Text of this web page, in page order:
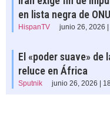
en lista negra de ONU
HispanTV junio 26, 2026 |
El «poder suave» de
reluce en África
Sputnik junio 26, 2026 |